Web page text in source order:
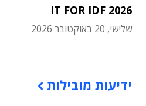
IT FOR IDF 2026
שלישי, 20 באוקטובר 2026
ידיעות מובילות